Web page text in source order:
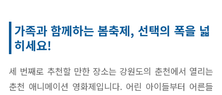
가족과 함께하는 봄축제, 선택의 폭을 넓
히세요!
세 번째로 추천할 만한 장소는 강원도의 춘천에서 열리는
춘천 애니메이션 영화제입니다. 어린 아이들부터 어른들